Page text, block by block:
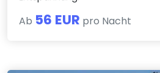
Ab 56 EUR pro Nacht